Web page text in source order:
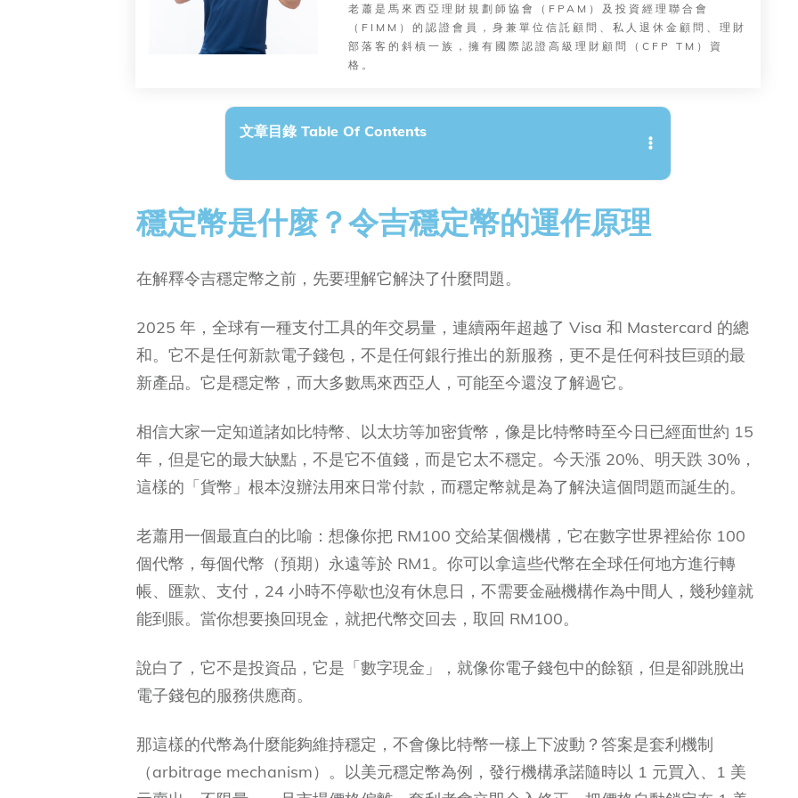
老蕭是馬來西亞理財規劃師協會（FPAM）及投資經理聯合會
（FIMM）的認證會員，身兼單位信託顧問、私人退休金顧問、理財
部落客的斜槓一族，擁有國際認證高級理財顧問（CFP TM）資
格。
文章目錄 Table Of Contents
穩定幣是什麼？令吉穩定幣的運作原理
在解釋令吉穩定幣之前，先要理解它解決了什麼問題。
2025 年，全球有一種支付工具的年交易量，連續兩年超越了 Visa 和 Mastercard 的總
和。它不是任何新款電子錢包，不是任何銀行推出的新服務，更不是任何科技巨頭的最
新產品。它是穩定幣，而大多數馬來西亞人，可能至今還沒了解過它。
相信大家一定知道諸如比特幣、以太坊等加密貨幣，像是比特幣時至今日已經面世約 15
年，但是它的最大缺點，不是它不值錢，而是它太不穩定。今天漲 20%、明天跌 30%，
這樣的「貨幣」根本沒辦法用來日常付款，而穩定幣就是為了解決這個問題而誕生的。
老蕭用一個最直白的比喻：想像你把 RM100 交給某個機構，它在數字世界裡給你 100
個代幣，每個代幣（預期）永遠等於 RM1。你可以拿這些代幣在全球任何地方進行轉
帳、匯款、支付，24 小時不停歇也沒有休息日，不需要金融機構作為中間人，幾秒鐘就
能到賬。當你想要換回現金，就把代幣交回去，取回 RM100。
說白了，它不是投資品，它是「數字現金」，就像你電子錢包中的餘額，但是卻跳脫出
電子錢包的服務供應商。
那這樣的代幣為什麼能夠維持穩定，不會像比特幣一樣上下波動？答案是套利機制
（arbitrage mechanism）。以美元穩定幣為例，發行機構承諾隨時以 1 元買入、1 美